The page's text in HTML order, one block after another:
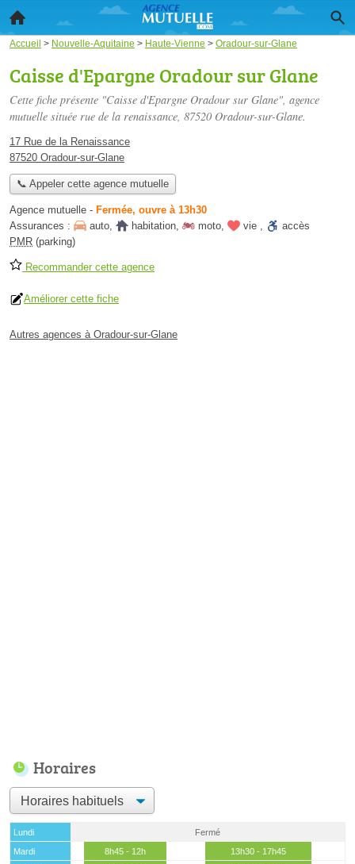
Accueil > Nouvelle-Aquitaine > Haute-Vienne > Oradour-sur-Glane
Caisse d'Epargne Oradour sur Glane
Cette fiche présente "Caisse d'Epargne Oradour sur Glane", agence
mutuelle située rue de la renaissance, 87520 Oradour-sur-Glane.
17 Rue de la Renaissance
87520 Oradour-sur-Glane
📞 Appeler cette agence mutuelle
Agence mutuelle - Fermée, ouvre à 13h30
Assurances :
auto, habitation, moto, vie ,
accès
PMR (parking)
Recommander cette agence
Améliorer cette fiche
Autres agences à Oradour-sur-Glane
Horaires
Lundi
Fermé
Mardi
8h45 - 12h
13h30 - 17h45